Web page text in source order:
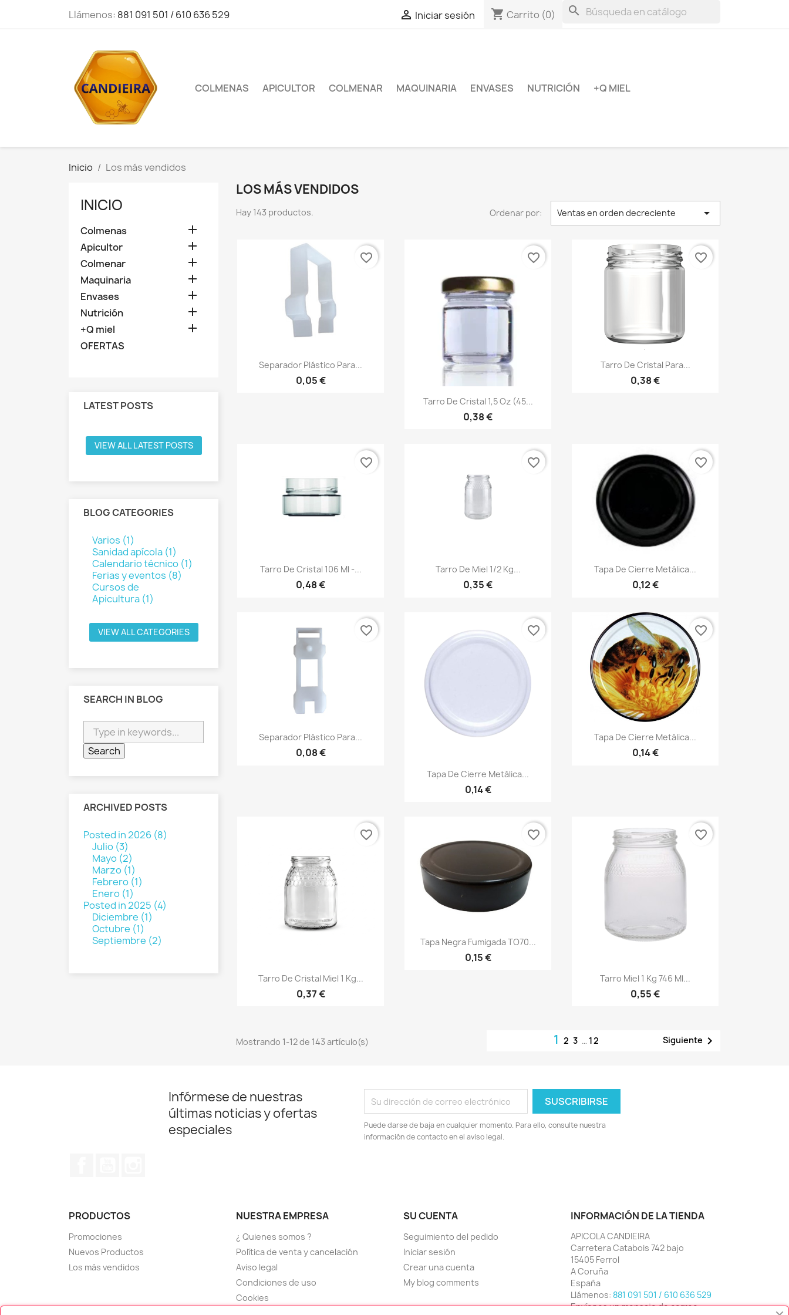
Llámenos: 881 091 501 / 610 636 529  Iniciar sesión shopping_cart Carrito (0) search
COLMENAS APICULTOR COLMENAR MAQUINARIA ENVASES NUTRICIÓN +Q MIEL
Inicio Los más vendidos
INICIO
Colmenas 
Apicultor 
Colmenar 
Maquinaria 
Envases 
Nutrición 
+Q miel 
OFERTAS
LATEST POSTS
VIEW ALL LATEST POSTS
BLOG CATEGORIES
Varios (1)
Sanidad apícola (1)
Calendario técnico (1)
Ferias y eventos (8)
Cursos de
Apicultura (1)
VIEW ALL CATEGORIES
SEARCH IN BLOG
ARCHIVED POSTS
Posted in 2026 (8)
Julio (3)
Mayo (2)
Marzo (1)
Febrero (1)
Enero (1)
Posted in 2025 (4)
Diciembre (1)
Octubre (1)
Septiembre (2)
LOS MÁS VENDIDOS
Hay 143 productos. Ordenar por: Ventas en orden decreciente 
Vista rápida
Separador Plástico Para...
0,05 €
favorite_border
Vista rápida
Tarro De Cristal 1,5 Oz (45...
0,38 €
favorite_border
Vista rápida
Tarro De Cristal Para...
0,38 €
favorite_border
Vista rápida
Tarro De Cristal 106 Ml -...
0,48 €
favorite_border
 Vista rápida
Tarro De Miel 1/2 Kg...
0,35 €
favorite_border
Vista rápida
Tapa De Cierre Metálica...
0,12 €
favorite_border
Vista rápida
Separador Plástico Para...
0,08 €
favorite_border
Vista rápida
Tapa De Cierre Metálica...
0,14 €
favorite_border
Vista rápida
Tapa De Cierre Metálica...
0,14 €
favorite_border
Vista rápida
Tarro De Cristal Miel 1 Kg...
0,37 €
favorite_border
Vista rápida
Tapa Negra Fumigada TO70...
0,15 €
favorite_border
Vista rápida
Tarro Miel 1 Kg 746 Ml...
0,55 €
favorite_border
Mostrando 1-12 de 143 artículo(s) 1 2 3 … 12 Siguiente 
Infórmese de nuestras
últimas noticias y ofertas
especiales
Puede darse de baja en cualquier momento. Para ello, consulte nuestra
información de contacto en el aviso legal.
PRODUCTOS
Promociones
Nuevos Productos
Los más vendidos
NUESTRA EMPRESA
¿ Quienes somos ?
Política de venta y cancelación
Aviso legal
Condiciones de uso
Cookies
SU CUENTA
Seguimiento del pedido
Iniciar sesión
Crear una cuenta
My blog comments
INFORMACIÓN DE LA TIENDA
APICOLA CANDIEIRA
Carretera Catabois 742 bajo
15405 Ferrol
A Coruña
España
Llámenos: 881 091 501 / 610 636 529
Envíenos un mensaje de correo